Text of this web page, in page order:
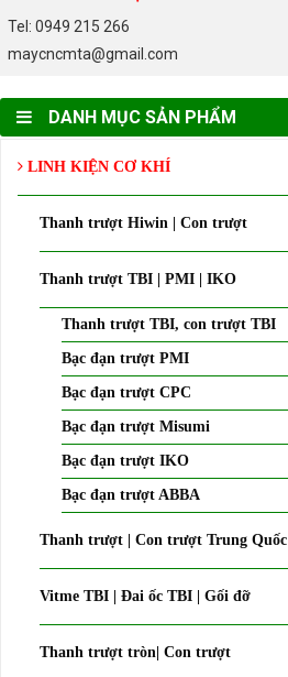
Tel: 0949 215 266
maycncmta@gmail.com
DANH MỤC SẢN PHẨM
LINH KIỆN CƠ KHÍ
Thanh trượt Hiwin | Con trượt
Thanh trượt TBI | PMI | IKO
Thanh trượt TBI, con trượt TBI
Bạc đạn trượt PMI
Bạc đạn trượt CPC
Bạc đạn trượt Misumi
Bạc đạn trượt IKO
Bạc đạn trượt ABBA
Thanh trượt | Con trượt Trung Quốc
Vitme TBI | Đai ốc TBI | Gối đỡ
Thanh trượt tròn| Con trượt